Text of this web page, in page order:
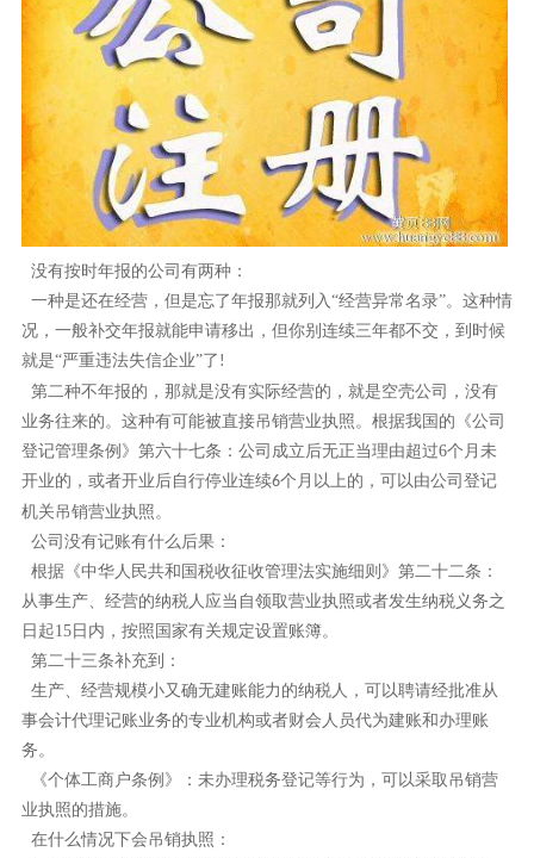
没有按时年报的公司有两种：
一种是还在经营，但是忘了年报那就列入 “经营异常名录”。这种情
况，一般补交年报就能申请移出，但你别连续三年都不交，到时候
就是“严重违法失信企业”了 !
第二种不年报的，那就是没有实际经营的，就是空壳公司，没有
业务往来的。这种有可能被直接吊销营业执照。根据我国的《公司
登记管理条例》第六十七条：公司成立后无正当理由超过6个月未
开业的，或者开业后自行停业连续6个月以上的，可以由公司登记
机关吊销营业执照。
公司没有记账有什么后果：
根据《中华人民共和国税收征收管理法实施细则》第二十二条：
从事生产、经营的纳税人应当自领取营业执照或者发生纳税义务之
日起15日内，按照国家有关规定设置账簿。
第二十三条补充到：
生产、经营规模小又确无建账能力的纳税人，可以聘请经批准从
事会计代理记账业务的专业机构或者财会人员代为建账和办理账
务。
《个体工商户条例》：未办理税务登记等行为，可以采取吊销营
业执照的措施。
在什么情况下会吊销执照：